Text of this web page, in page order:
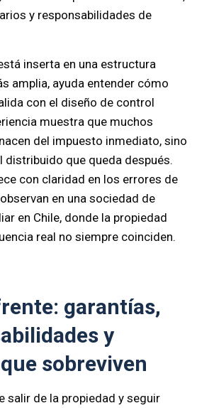
y responsabilidades de
inserta en una estructura
amplia, ayuda entender cómo
con el diseño de control
muestra que muchos
del impuesto inmediato, sino
distribuido que queda después.
con claridad en los errores de
en una sociedad de
en Chile, donde la propiedad
real no siempre coinciden.
garantías,
y
sobreviven
salir de la propiedad y seguir